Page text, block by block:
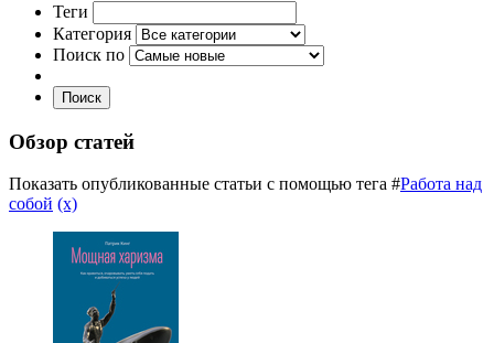
Теги
Категория
Поиск по
Поиск
Обзор статей
Показать опубликованные статьи с помощью тега #Работа над
собой (x)